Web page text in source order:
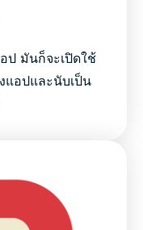
มันก็จะเปิดใช้
แอปและนับเป็น